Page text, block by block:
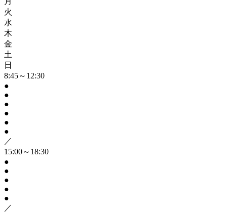
火
水
木
金
土
日
8:45～12:30
●
●
●
●
●
●
／
15:00～18:30
●
●
●
●
●
／